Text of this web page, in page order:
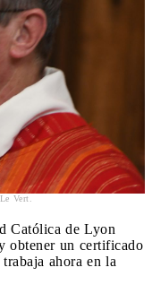
Vert.
Católica de Lyon
obtener un certificado
ahora en la